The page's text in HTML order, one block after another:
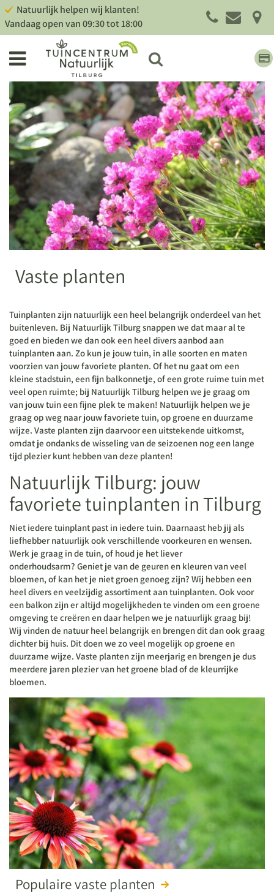
Natuurlijk helpen wij klanten!
Vandaag open van09:30tot18:00
Vaste planten
Tuinplanten zijn natuurlijk een heel belangrijk onderdeel van het
buitenleven. Bij Natuurlijk Tilburg snappen we dat maar al te
goed en bieden we dan ook een heel divers aanbod aan
tuinplanten aan. Zo kun je jouw tuin, in alle soorten en maten
voorzien van jouw favoriete planten. Of het nu gaat om een
kleine stadstuin, een fijn balkonnetje, of een grote ruime tuin met
veel open ruimte; bij Natuurlijk Tilburg helpen we je graag om
van jouw tuin een fijne plek te maken! Natuurlijk helpen we je
graag op weg naar jouw favoriete tuin, op groene en duurzame
wijze. Vaste planten zijn daarvoor een uitstekende uitkomst,
omdat je ondanks de wisseling van de seizoenen nog een lange
tijd plezier kunt hebben van deze planten!
Natuurlijk Tilburg: jouw
favoriete tuinplanten in Tilburg
Niet iedere tuinplant past in iedere tuin. Daarnaast heb jij als
liefhebber natuurlijk ook verschillende voorkeuren en wensen.
Werk je graag in de tuin, of houd je het liever
onderhoudsarm? Geniet je van de geuren en kleuren van veel
bloemen, of kan het je niet groen genoeg zijn? Wij hebben een
heel divers en veelzijdig assortiment aan tuinplanten. Ook voor
een balkon zijn er altijd mogelijkheden te vinden om een groene
omgeving te creëren en daar helpen we je natuurlijk graag bij!
Wij vinden de natuur heel belangrijk en brengen dit dan ook graag
dichter bij huis. Dit doen we zo veel mogelijk op groene en
duurzame wijze. Vaste planten zijn meerjarig en brengen je dus
meerdere jaren plezier van het groene blad of de kleurrijke
bloemen.
Populaire vaste planten